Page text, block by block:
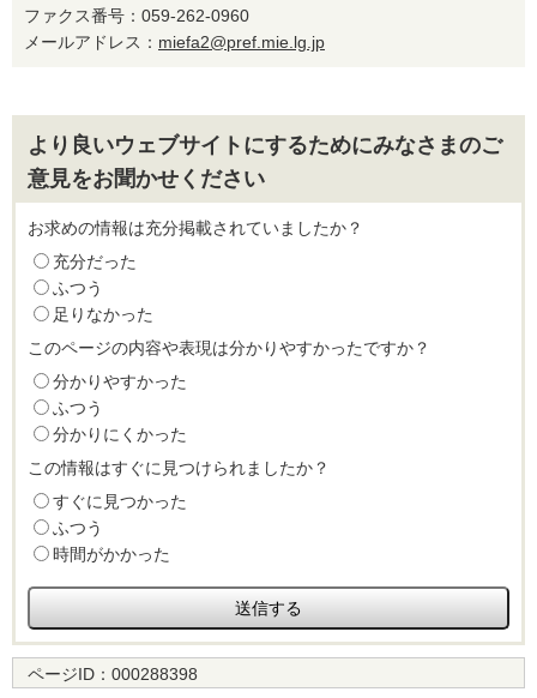
ファクス番号：059-262-0960
メールアドレス： miefa2@pref.mie.lg.jp
より良いウェブサイトにするためにみなさまのご
意見をお聞かせください
お求めの情報は充分掲載されていましたか？
充分だった
ふつう
足りなかった
このページの内容や表現は分かりやすかったですか？
分かりやすかった
ふつう
分かりにくかった
この情報はすぐに見つけられましたか？
すぐに見つかった
ふつう
時間がかかった
ページID： 000288398